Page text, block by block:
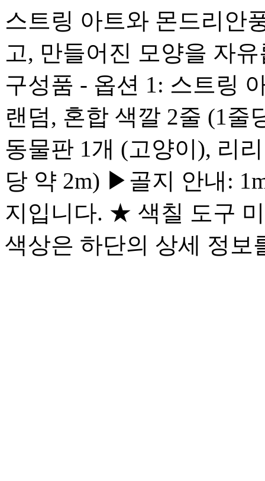
스트링 아트와 몬드리안
고, 만들어진 모양을 자
구성품 - 옵션 1: 스트링
랜덤, 혼합 색깔 2줄 (1줄
동물판 1개 (고양이), 리
당 약 2m) ▶골지 안내:
지입니다. ★ 색칠 도구
색상은 하단의 상세 정보